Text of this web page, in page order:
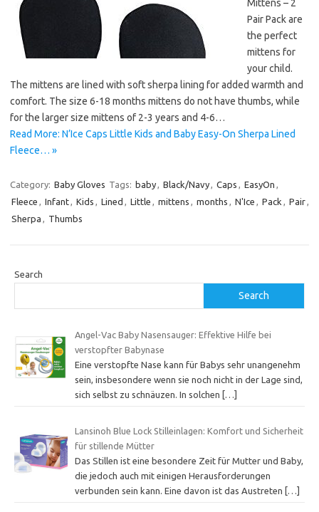
Mittens – 2
Pair Pack are
the perfect
mittens for
your child.
The mittens are lined with soft sherpa lining for added warmth and
comfort. The size 6-18 months mittens do not have thumbs, while
for the larger size mittens of 2-3 years and 4-6…
Read More: N’Ice Caps Little Kids and Baby Easy-On Sherpa Lined
Fleece… »
Category: Baby Gloves Tags: baby, Black/Navy, Caps , EasyOn ,
Fleece , Infant, Kids , Lined , Little , mittens , months , N'Ice , Pack , Pair,
Sherpa , Thumbs
Search
Search
Angel-Vac Baby Nasensauger: Effektive Hilfe bei
verstopfter Babynase
Eine verstopfte Nase kann für Babys sehr unangenehm
sein, insbesondere wenn sie noch nicht in der Lage sind,
sich selbst zu schnäuzen. In solchen
[…]
Lansinoh Blue Lock Stilleinlagen: Komfort und Sicherheit
für stillende Mütter
Das Stillen ist eine besondere Zeit für Mutter und Baby,
die jedoch auch mit einigen Herausforderungen
verbunden sein kann. Eine davon ist das Austreten
[…]